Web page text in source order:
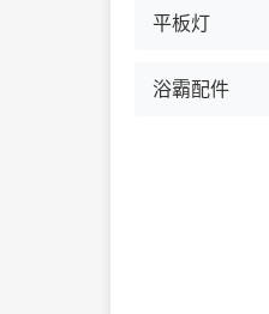
平板灯
浴霸配件